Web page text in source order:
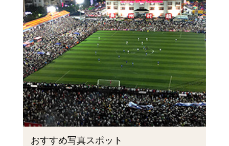
おすすめ写真スポット